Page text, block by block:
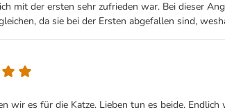
mit der ersten sehr zufrieden war. Bei dieser
da sie bei der Ersten abgefallen sind,
wir es für die Katze. Lieben tun es beide.